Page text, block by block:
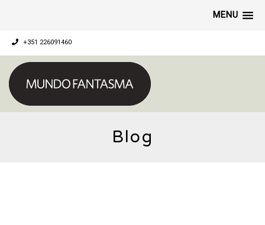
MENU
+351 226091460
Blog